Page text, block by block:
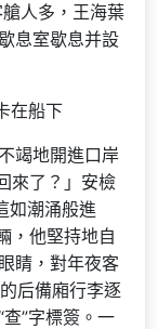
人多，王海葉
息室歇息并設
在船下
竭地開進口岸
來了？」安檢
如潮涌般進
，他堅持地自
睛，對年夜客
后備廂行李逐
”字標簽。一